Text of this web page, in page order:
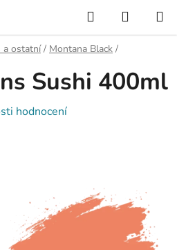
Hledat
KOŠÍK
a ostatní / Montana Black /
Sushi 400ml
hodnocení